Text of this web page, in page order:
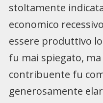
stoltamente
economico
essere produttivo
fu mai spiegato,
contribuente fu
generosamente